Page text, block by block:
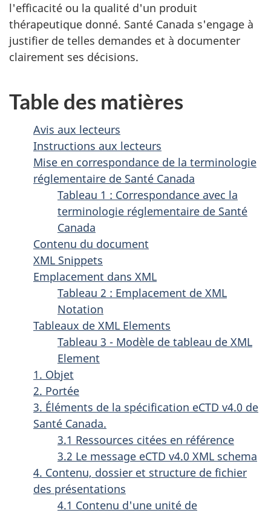
l'efficacité ou la qualité d'un produit
thérapeutique donné. Santé Canada s'engage à
justifier de telles demandes et à documenter
clairement ses décisions.
Table des matières
Avis aux lecteurs
Instructions aux lecteurs
Mise en correspondance de la terminologie
réglementaire de Santé Canada
Tableau 1 : Correspondance avec la
terminologie réglementaire de Santé
Canada
Contenu du document
XML Snippets
Emplacement dans XML
Tableau 2 : Emplacement de XML
Notation
Tableaux de XML Elements
Tableau 3 - Modèle de tableau de XML
Element
1. Objet
2. Portée
3. Éléments de la spécification eCTD v4.0 de
Santé Canada.
3.1 Ressources citées en référence
3.2 Le message eCTD v4.0 XML schema
4. Contenu, dossier et structure de fichier
des présentations
4.1 Contenu d'une unité de